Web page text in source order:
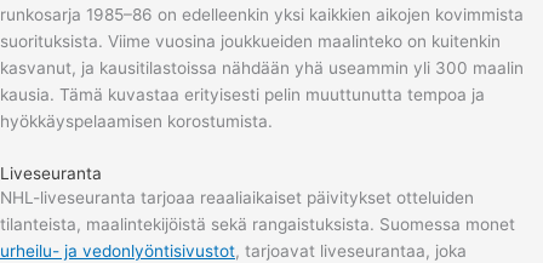
runkosarja 1985–86 on edelleenkin yksi kaikkien aikojen kovimmista
suorituksista. Viime vuosina joukkueiden maalinteko on kuitenkin
kasvanut, ja kausitilastoissa nähdään yhä useammin yli 300 maalin
kausia. Tämä kuvastaa erityisesti pelin muuttunutta tempoa ja
hyökkäyspelaamisen korostumista.
Liveseuranta
NHL-liveseuranta tarjoaa reaaliaikaiset päivitykset otteluiden
tilanteista, maalintekijöistä sekä rangaistuksista. Suomessa monet
urheilu- ja vedonlyöntisivustot, tarjoavat liveseurantaa, joka